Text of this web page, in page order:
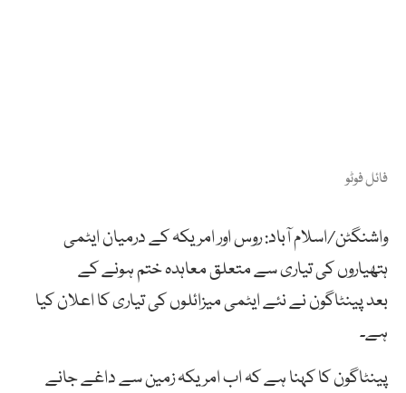
فائل فوٹو
واشنگٹن/اسلام آباد: روس اور امریکہ کے درمیان ایٹمی
ہتھیاروں کی تیاری سے متعلق معاہدہ ختم ہونے کے
بعد پینٹاگون نے نئے ایٹمی میزائلوں کی تیاری کا اعلان کیا
ہے۔
پینٹاگون کا کہنا ہے کہ اب امریکہ زمین سے داغے جانے